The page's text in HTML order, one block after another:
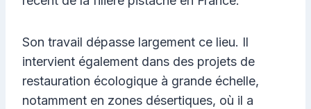
Son travail dépasse largement ce lieu. Il
intervient également dans des projets de
restauration écologique à grande échelle,
notamment en zones désertiques, où il a